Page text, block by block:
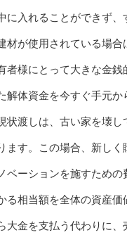
に入れることができず
材が使用されている場
者様にとって大きな金銭
解体資金を今すぐ手元
状渡しは、古い家を壊
ます。この場合、新し
ベーションを施すため
る相当額を全体の資産
大金を支払う代わりに